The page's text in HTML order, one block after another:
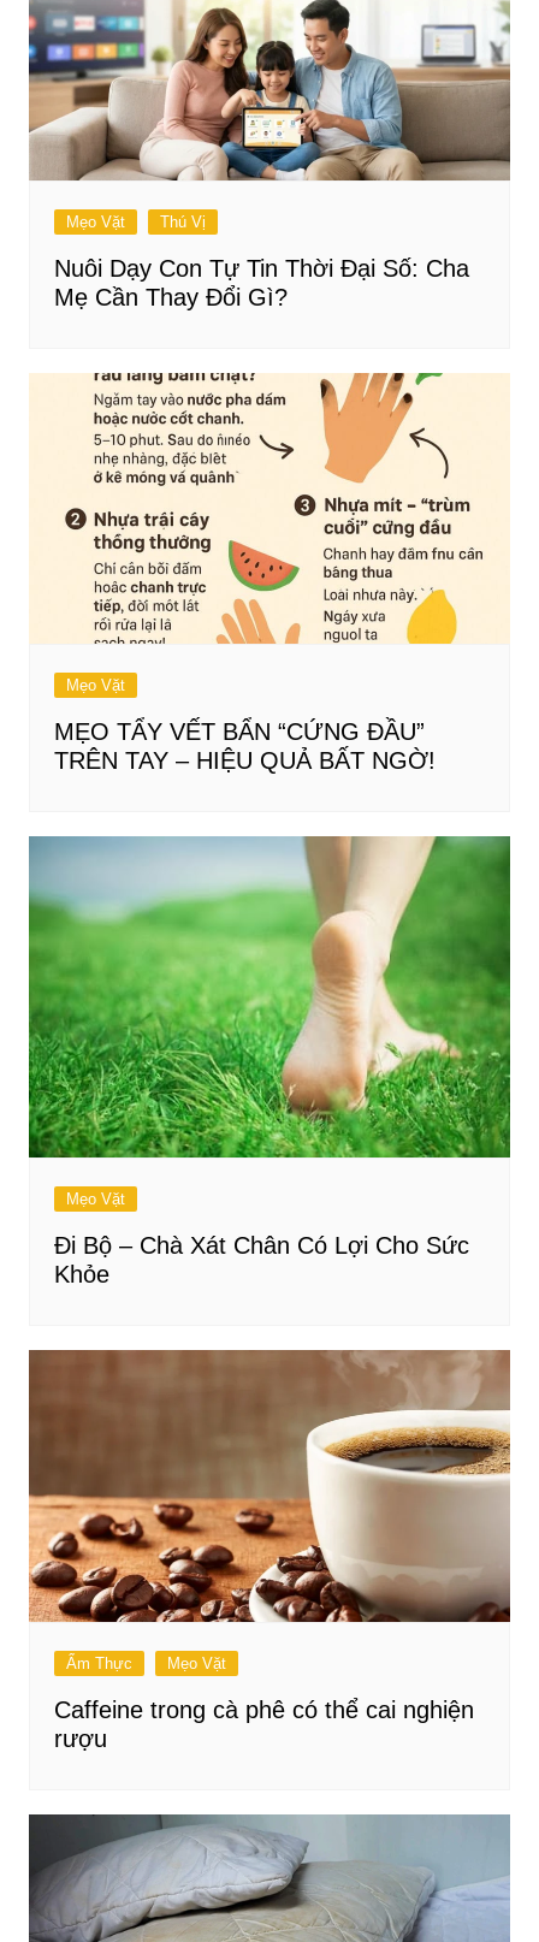
Mẹo Vặt Thú Vị
Nuôi Dạy Con Tự Tin Thời Đại Số: Cha
Mẹ Cần Thay Đổi Gì?
Mẹo Vặt
MẸO TẨY VẾT BẨN “CỨNG ĐẦU”
TRÊN TAY – HIỆU QUẢ BẤT NGỜ!
Mẹo Vặt
Đi Bộ – Chà Xát Chân Có Lợi Cho Sức
Khỏe
Ẩm Thực Mẹo Vặt
Caffeine trong cà phê có thể cai nghiện
rượu